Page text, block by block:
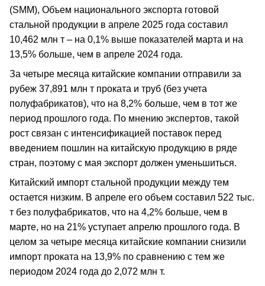
(SMM), Объем национального экспорта готовой
стальной продукции в апреле 2025 года составил
10,462 млн т – на 0,1% выше показателей марта и на
13,5% больше, чем в апреле 2024 года.
За четыре месяца китайские компании отправили за
рубеж 37,891 млн т проката и труб (без учета
полуфабрикатов), что на 8,2% больше, чем в тот же
период прошлого года. По мнению экспертов, такой
рост связан с интенсификацией поставок перед
введением пошлин на китайскую продукцию в ряде
стран, поэтому с мая экспорт должен уменьшиться.
Китайский импорт стальной продукции между тем
остается низким. В апреле его объем составил 522 тыс.
т без полуфабрикатов, что на 4,2% больше, чем в
марте, но на 21% уступает апрелю прошлого года. В
целом за четыре месяца китайские компании снизили
импорт проката на 13,9% по сравнению с тем же
периодом 2024 года до 2,072 млн т.